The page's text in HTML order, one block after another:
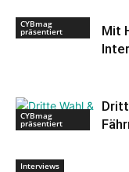
CYBmag
präsentiert
Mit
CYBmag
präsentiert
Interviews